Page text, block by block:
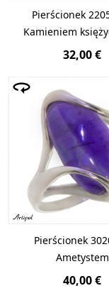
Pierścionek
Kamieniem
32,00 €
Pierścionek
Ametystem
40,00 €